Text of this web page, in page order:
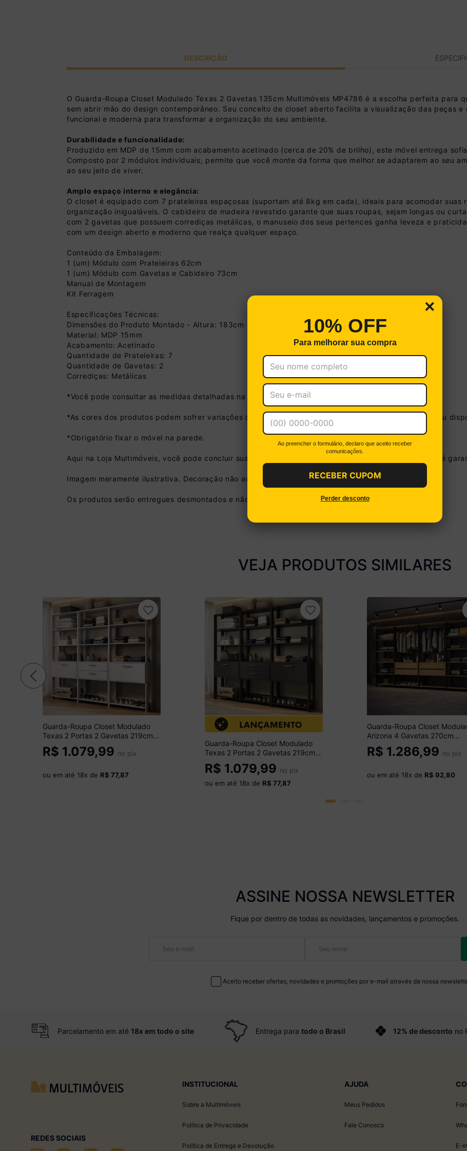
Pix
(10 % de desconto)
Cartão de Crédito
Até 12x sem juros
De 13x a 18x com juros
Parcele em até 18x. Juros aplicados a partir da 13ª parcela
R$ 664,99 à
(5 % de
Você
DESCRIÇÃO
O Guarda-Roupa Closet Modulado Texas 2 Gavetas 135cm Multimóveis MP4786 é a escolha perfeita para
sem abrir mão do design contemporâneo. Seu conceito de closet aberto facilita a visualização das peças e
funcional e moderna para transformar a organização do seu ambiente.
Durabilidade e funcionalidade:
Produzido em MDP de 15mm com acabamento acetinado (cerca de 20% de brilho), este móvel entrega
Composto por 2 módulos individuais, permite que você monte da forma que melhor se adaptarem ao seu
ao seu jeito de viver.
Amplo espaço interno e elegância:
O closet é equipado com 7 prateleiras espaçosas (suportam até 8kg em cada), ideais para acomodar
organização inigualáveis. O cabideiro de madeira revestido garante que suas roupas, sejam longas ou
com 2 gavetas que possuem corrediças metálicas, o manuseio dos seus pertences ganha leveza e
com um design aberto e moderno que realça qualquer espaço.
Conteúdo da Embalagem:
1 (um) Módulo com Prateleiras 62cm
1 (um) Módulo com Gavetas e Cabideiro 73cm
Manual de Montagem
Kit Ferragem
Especificações Técnicas:
Dimensões do Produto Montado - Altura: 183cm | Largura: 135cm | Profundidade: 45cm
Material: MDP 15mm
Acabamento: Acetinado
Quantidade de Prateleiras: 7
Quantidade de Gavetas: 2
Corrediças: Metálicas
*Você pode consultar as medidas detalhadas na imagem técnica do produto.
*As cores dos produtos podem sofrer variações de tonalidade de acordo com as configurações do seu
*Obrigatório fixar o móvel na parede.
Aqui na Loja Multimóveis, você pode concluir sua compra facilmente com toda segurança. A entrega é
Imagem meramente ilustrativa. Decoração não acompanha o produto.
Os produtos serão entregues desmontados e não disponibilizamos o serviço de montagem.
VEJA PRODUTOS SIMILARES
Guarda-Roupa Closet Modulado
Texas 2 Portas 2 Gavetas 219cm
Multimóveis MP4793 Branco
R$ 1.079,99 no pix
ou em até 18x de R$ 77,87
Guarda-Roupa Closet Modulado
Texas 2 Portas 2 Gavetas 219cm
Multimóveis MP4793 Preto
R$ 1.079,99 no pix
ou em até 18x de R$ 77,87
Guarda-Roupa Closet
Arizona 4 Gavetas 270cm
Multimóveis MP4784
Preto/Madeirado
R$ 1.286,99 no pix
ou em até 18x de R$ 92,80
ASSINE NOSSA NEWSLETTER
Fique por dentro de todas as novidades, lançamentos e promoções.
Aceito receber ofertas, novidades e promoções por e-mail através da nossa
Parcelamento em até 18x em todo o site Entrega paratodo o Brasil 12% de desconto no
REDES SOCIAIS
INSTITUCIONAL
Sobre a Multimóveis
Política de Privacidade
Política de Entrega e Devolução
AJUDA
Meus Pedidos
Fale Conosco
E-
×
10% OFF
Para melhorar sua compra
Ao preencher o formulário, declaro que aceito receber
comunicações.
RECEBER CUPOM
Perder desconto